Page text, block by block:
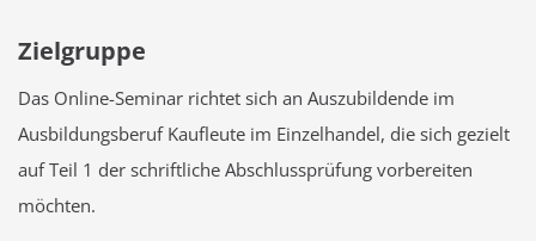
Zielgruppe
Das Online-Seminar richtet sich an Auszubildende im
Ausbildungsberuf Kaufleute im Einzelhandel, die sich gezielt
auf Teil 1 der schriftliche Abschlussprüfung vorbereiten
möchten.